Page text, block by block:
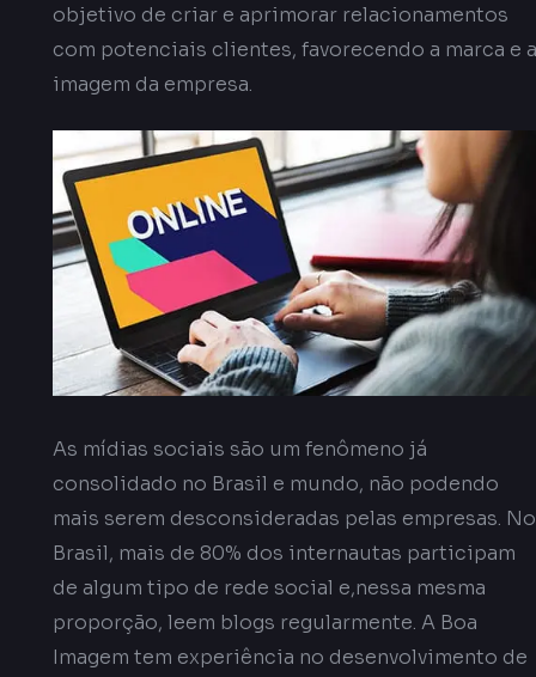
objetivo de criar e aprimorar relacionamentos
com potenciais clientes, favorecendo a marca e a
imagem da empresa.
As mídias sociais são um fenômeno já
consolidado no Brasil e mundo, não podendo
mais serem desconsideradas pelas empresas. No
Brasil, mais de 80% dos internautas participam
de algum tipo de rede social e,nessa mesma
proporção, leem blogs regularmente. A Boa
Imagem tem experiência no desenvolvimento de